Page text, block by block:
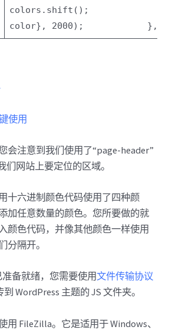
colors.shift();
color}, 2000);
使用
会注意到我们使用了“page-header”
们网站上要定位的区域。
十六进制颜色代码使用了四种颜
加任意数量的颜色。您所要做的就
颜色代码，并像其他颜色一样使用
分隔开。
准备就绪，您需要使用文件传输协议
WordPress 主题的 JS 文件夹。
用 FileZilla。它是适用于 Windows、